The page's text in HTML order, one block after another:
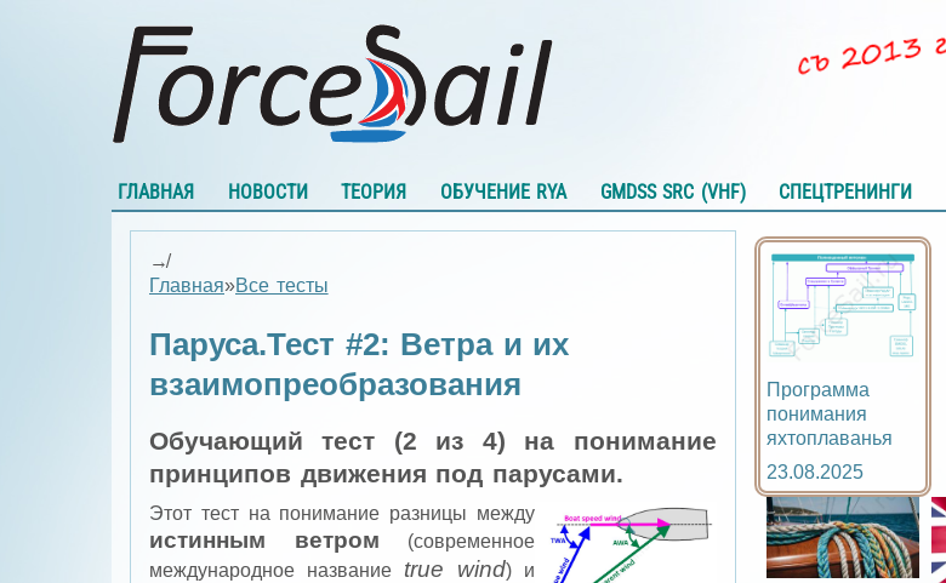
ГЛАВНАЯ НОВОСТИ ТЕОРИЯ ОБУЧЕНИЕ RYA GMDSS SRC (VHF) СПЕЦТРЕНИНГИ
↛
Главная»Все тесты
Паруса.Тест #2: Ветра и их
взаимопреобразования
Обучающий тест (2 из 4) на понимание
принципов движения под парусами.
🔍
Этот тест на понимание разницы между
истинным ветром (современное
международное название true wind) и
Программа
понимания
яхтоплаванья
23.08.2025